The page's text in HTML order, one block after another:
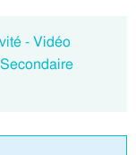
- Vidéo